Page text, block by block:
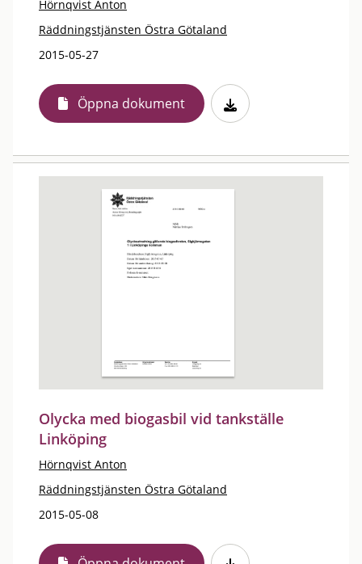
Hörnqvist Anton
Räddningstjänsten Östra Götaland
2015-05-27
Öppna dokument
Olycka med biogasbil vid tankställe
Linköping
Hörnqvist Anton
Räddningstjänsten Östra Götaland
2015-05-08